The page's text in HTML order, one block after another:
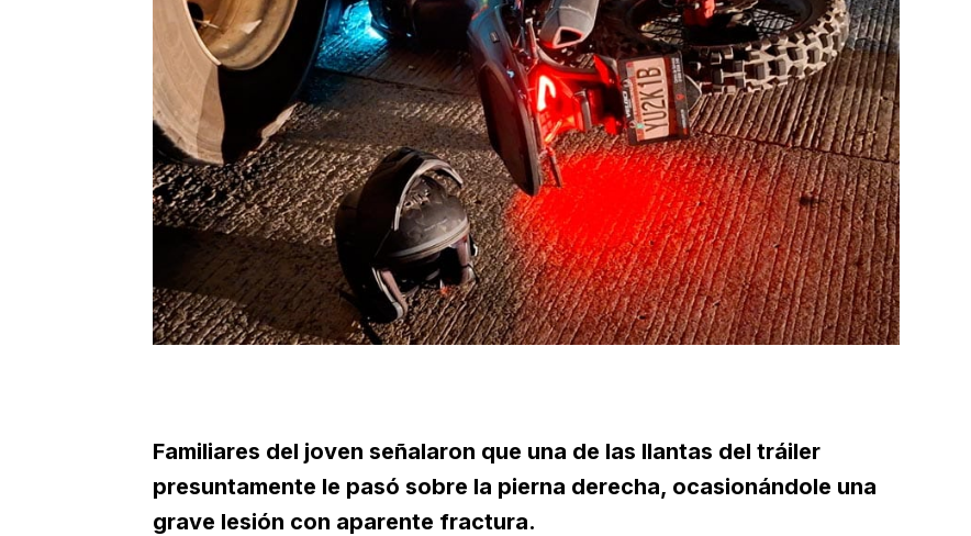
Familiares del joven señalaron que una de las llantas del tráiler
presuntamente le pasó sobre la pierna derecha, ocasionándole una
grave lesión con aparente fractura.